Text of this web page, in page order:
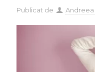
Publicat de Andreea